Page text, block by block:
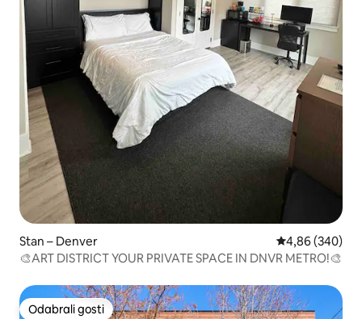
Stan – Denver Prosječna
4,86 (340)
🎨ART DISTRICT YOUR PRIVATE SPACE IN DNVR METRO!🎨
Odabrali gosti